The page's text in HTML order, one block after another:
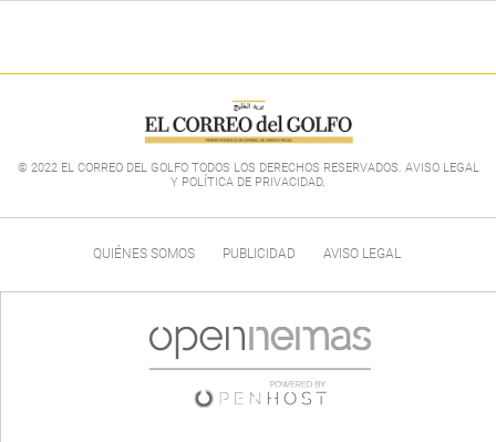
© 2022 EL CORREO DEL GOLFO TODOS LOS DERECHOS RESERVADOS. AVISO LEGAL
Y POLÍTICA DE PRIVACIDAD.
QUIÉNES SOMOS PUBLICIDAD AVISO LEGAL